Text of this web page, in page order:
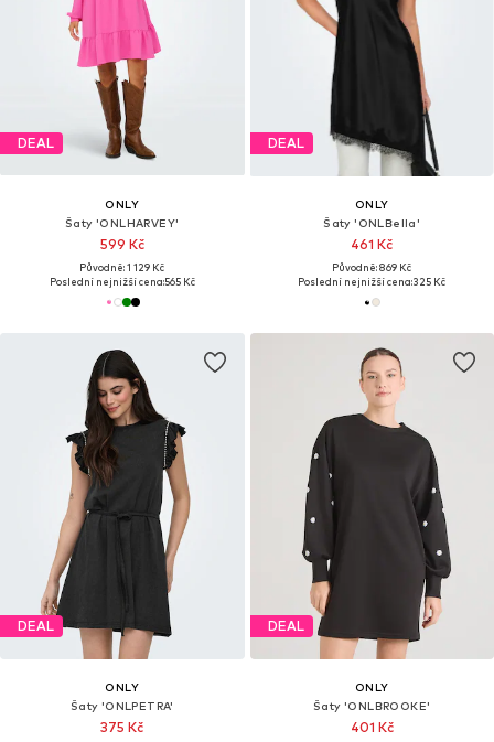
DEAL
ONLY
Šaty 'ONLHARVEY'
599 Kč
Původně: 1 129 Kč
Poslední nejnižší cena:565 Kč
DEAL
ONLY
Šaty 'ONLBella'
461 Kč
Původně: 869 Kč
Poslední nejnižší cena:325 Kč
DEAL
ONLY
Šaty 'ONLPETRA'
375 Kč
DEAL
ONLY
Šaty 'ONLBROOKE'
401 Kč